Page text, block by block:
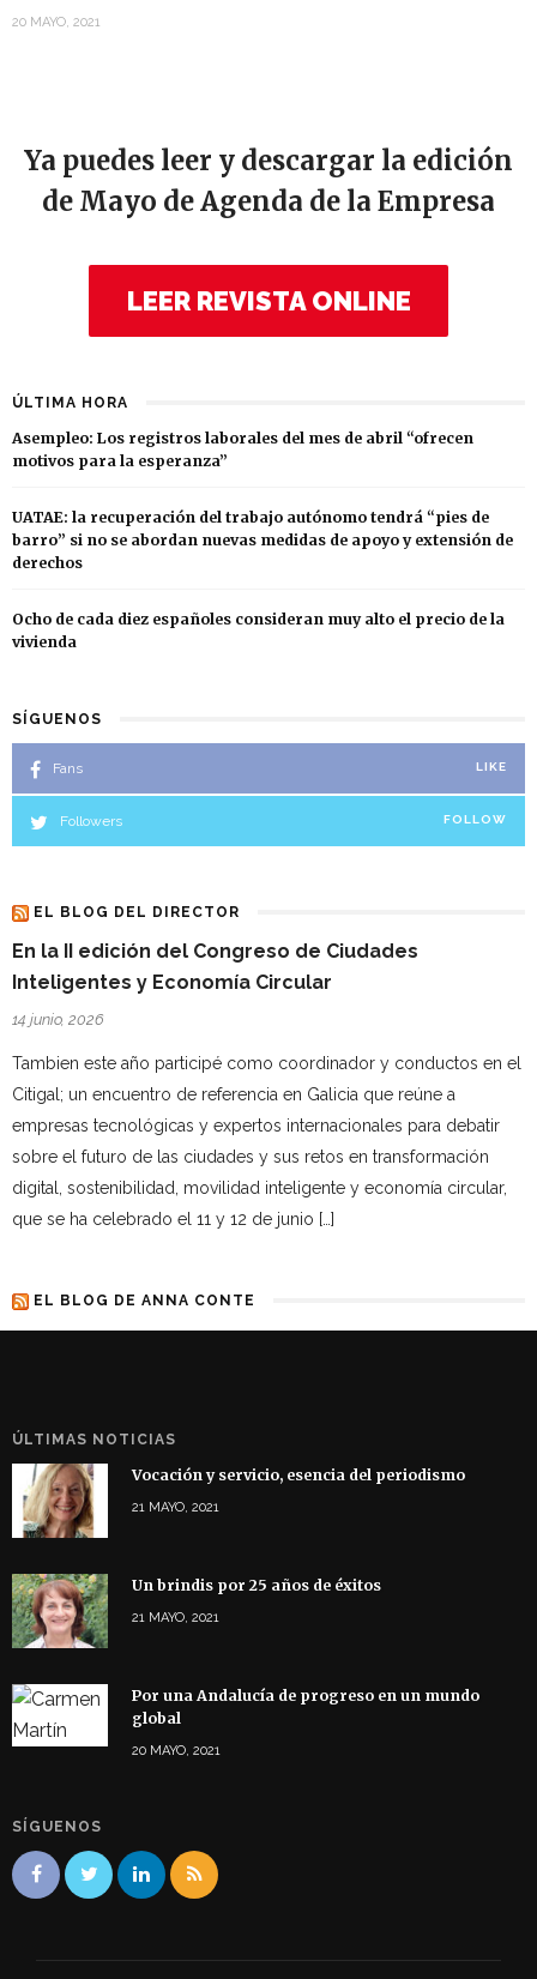
20 MAYO, 2021
Ya puedes leer y descargar la edición
de Mayo de Agenda de la Empresa
LEER REVISTA ONLINE
ÚLTIMA HORA
Asempleo: Los registros laborales del mes de abril “ofrecen
motivos para la esperanza”
UATAE: la recuperación del trabajo autónomo tendrá “pies de
barro” si no se abordan nuevas medidas de apoyo y extensión de
derechos
Ocho de cada diez españoles consideran muy alto el precio de la
vivienda
SÍGUENOS
Fans LIKE
Followers FOLLOW
EL BLOG DEL DIRECTOR
En la II edición del Congreso de Ciudades
Inteligentes y Economía Circular
14 junio, 2026
Tambien este año participé como coordinador y conductos en el
Citigal; un encuentro de referencia en Galicia que reúne a
empresas tecnológicas y expertos internacionales para debatir
sobre el futuro de las ciudades y sus retos en transformación
digital, sostenibilidad, movilidad inteligente y economía circular,
que se ha celebrado el 11 y 12 de junio […]
EL BLOG DE ANNA CONTE
ÚLTIMAS NOTICIAS
Vocación y servicio, esencia del periodismo
21 MAYO, 2021
Un brindis por 25 años de éxitos
21 MAYO, 2021
Por una Andalucía de progreso en un mundo
global
20 MAYO, 2021
SÍGUENOS